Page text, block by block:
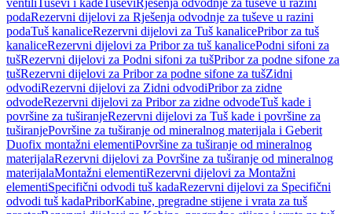
ventiliTuševi i kadeTuševiRješenja odvodnje za tuševe u razini
podaRezervni dijelovi za Rješenja odvodnje za tuševe u razini
podaTuš kanaliceRezervni dijelovi za Tuš kanalicePribor za tuš
kanaliceRezervni dijelovi za Pribor za tuš kanalicePodni sifoni za
tušRezervni dijelovi za Podni sifoni za tušPribor za podne sifone za
tušRezervni dijelovi za Pribor za podne sifone za tušZidni
odvodiRezervni dijelovi za Zidni odvodiPribor za zidne
odvodeRezervni dijelovi za Pribor za zidne odvodeTuš kade i
površine za tuširanjeRezervni dijelovi za Tuš kade i površine za
tuširanjePovršine za tuširanje od mineralnog materijala i Geberit
Duofix montažni elementiPovršine za tuširanje od mineralnog
materijalaRezervni dijelovi za Površine za tuširanje od mineralnog
materijalaMontažni elementiRezervni dijelovi za Montažni
elementiSpecifični odvodi tuš kadaRezervni dijelovi za Specifični
odvodi tuš kadaPriborKabine, pregradne stijene i vrata za tuš